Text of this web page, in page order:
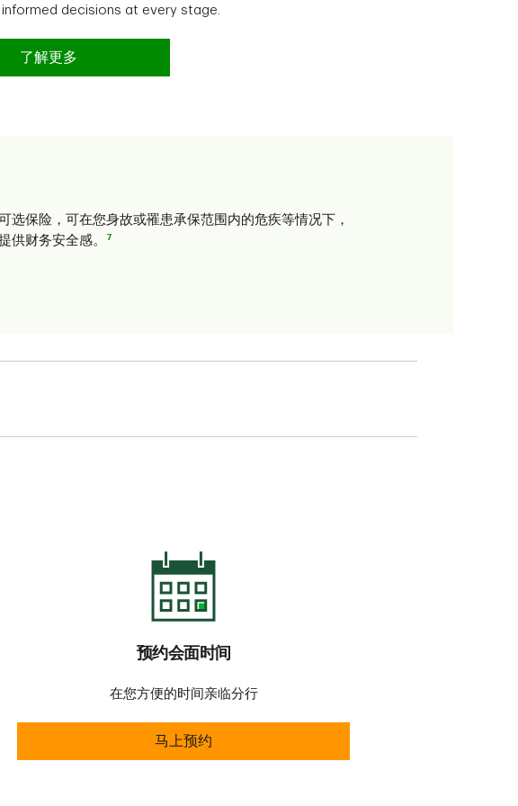
decisions at every stage.
了解更多
选保险，可在您身故或罹患承保范围内的危疾等情况下，
供财务安全感。
7
预约会面时间
在您方便的时间亲临分行
马上预约
马上预约